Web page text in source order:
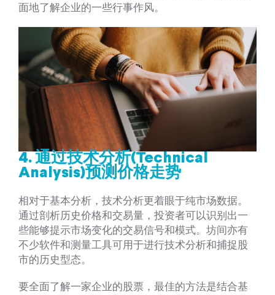
面地了解企业的​​一些行事作风。
4. 通过技术分析(Technical
Analysis)预测价格走势
相对于基本分析，技术分析更着眼于纯市场数据。
通过剖析历史价格和交易量，投资者可以识别出一
些能够提示市场变化的交易信号和模式。坊间亦有
不少软件和测量工具可用于进行技术分析和捕捉股
市的历史型态。
要全面了解一家企业的股票，最佳的方法是结合基